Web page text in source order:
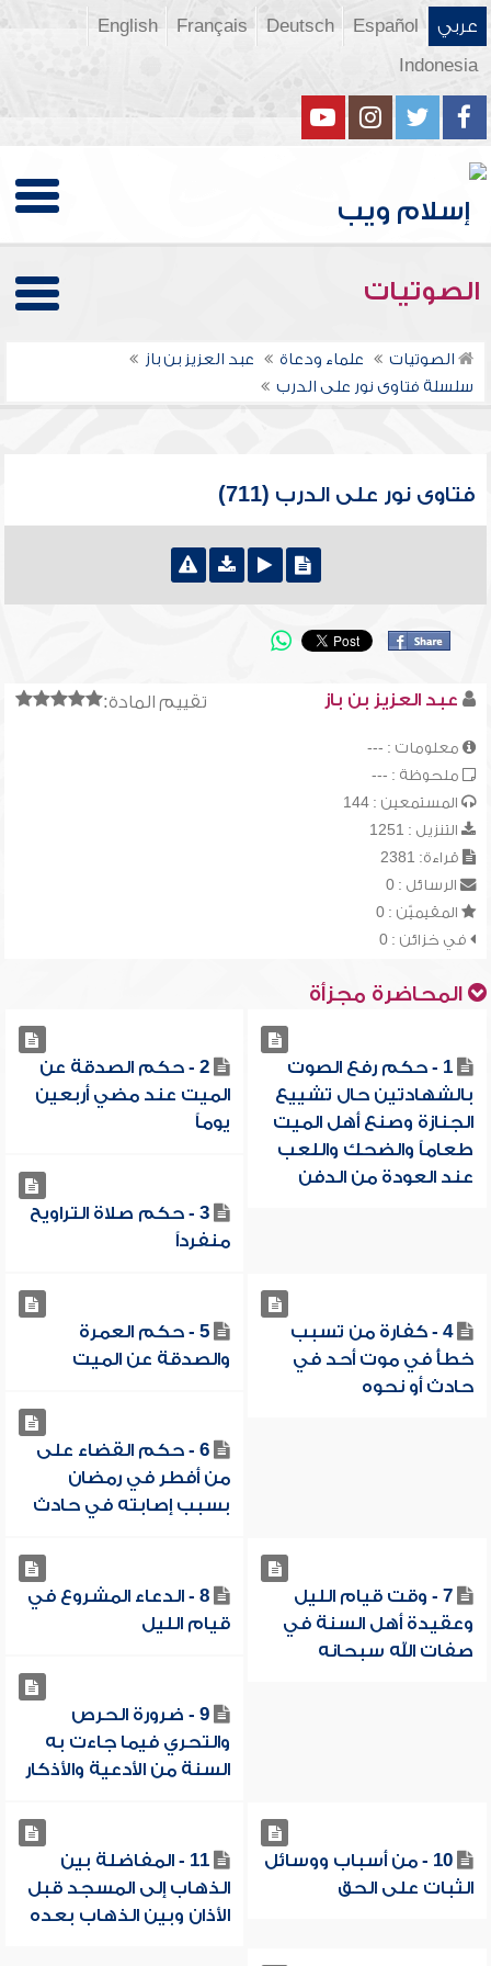
عربي Español
Deutsch
Français
English
Indonesia
الصوتيات
الصوتيات علماء ودعاة
عبد العزيز بن باز
سلسلة فتاوى نور على الدرب
فتاوى نور على الدرب (711)
تقييم المادة: عبد العزيز بن باز
معلومات : ---
ملحوظة : ---
المستمعين : 144
التنزيل : 1251
قراءة: 2381
الرسائل : 0
المقيميّن : 0
في خزائن : 0
المحاضرة مجزأة
1 - حكم رفع الصوت
بالشهادتين حال تشييع
الجنازة وصنع أهل الميت
طعاماً والضحك واللعب
عند العودة من الدفن
2 - حكم الصدقة عن
الميت عند مضي أربعين
يوماً
3 - حكم صلاة التراويح
منفرداً
4 - كفارة من تسبب
خطأً في موت أحد في
حادث أو نحوه
5 - حكم العمرة
والصدقة عن الميت
6 - حكم القضاء على
من أفطر في رمضان
بسبب إصابته في حادث
7 - وقت قيام الليل
وعقيدة أهل السنة في
صفات الله سبحانه
8 - الدعاء المشروع في
قيام الليل
9 - ضرورة الحرص
والتحري فيما جاءت به
السنة من الأدعية والأذكار
10 - من أسباب ووسائل
الثبات على الحق
11 - المفاضلة بين
الذهاب إلى المسجد قبل
الأذان وبين الذهاب بعده